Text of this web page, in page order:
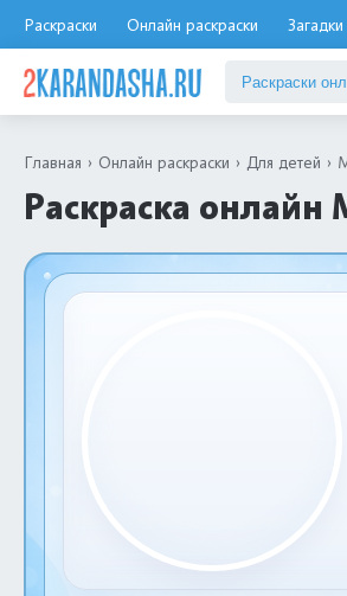
Раскраски Онлайн раскраски Загадки
Главная Онлайн раскраски Для детей
Раскраска